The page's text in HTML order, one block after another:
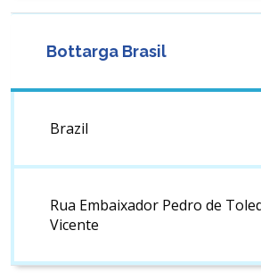
Bottarga Brasil
Brazil
Rua Embaixador Pedro de
Vicente